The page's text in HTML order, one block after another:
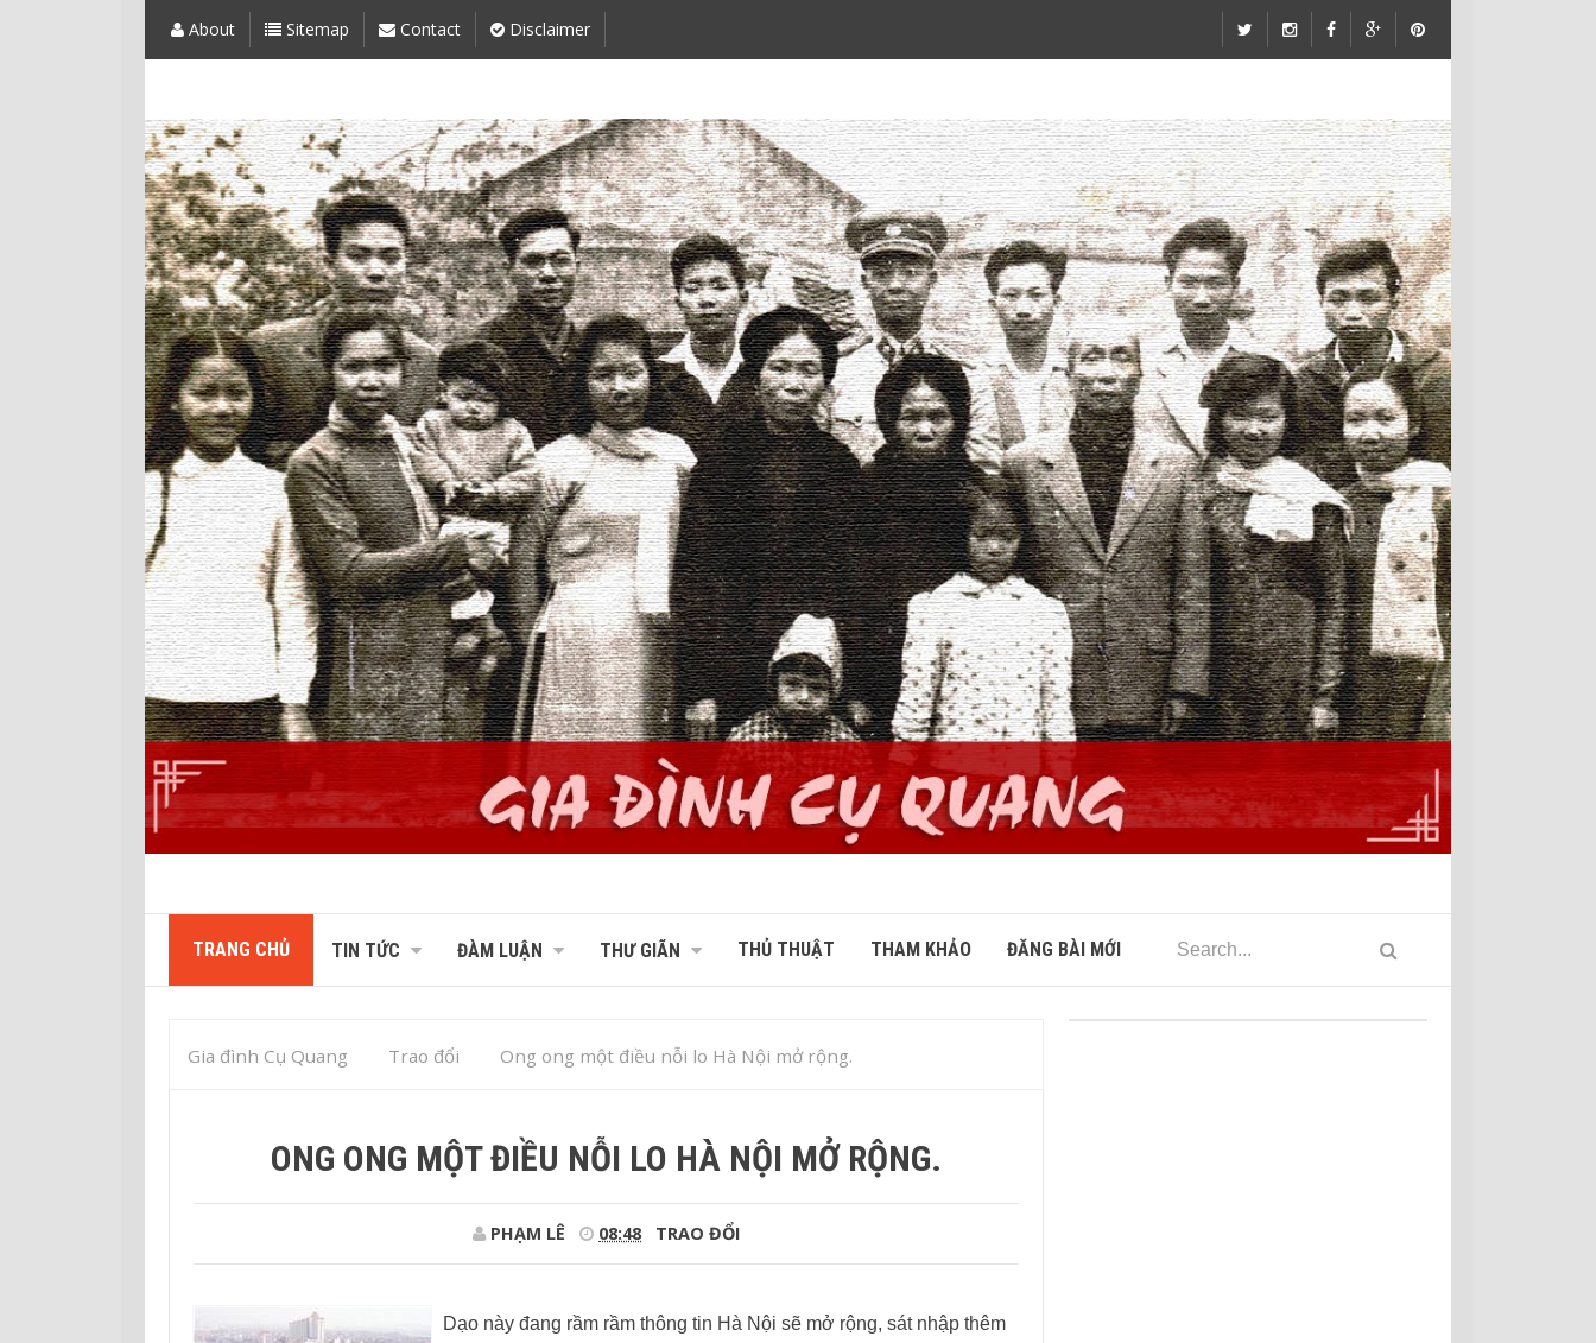
About Sitemap Contact Disclaimer
TRANG CHỦ TIN TỨC ĐÀM LUẬN THƯ GIÃN THỦ THUẬT THAM KHẢO ĐĂNG BÀI MỚI
Gia đình Cụ Quang Trao đổi Ong ong một điều nỗi lo Hà Nội mở rộng.
ONG ONG MỘT ĐIỀU NỖI LO HÀ NỘI MỞ RỘNG.
PHẠM LÊ 08:48 TRAO ĐỔI
Dạo này đang rầm rầm thông tin Hà Nội sẽ mở rộng, sát nhập thêm